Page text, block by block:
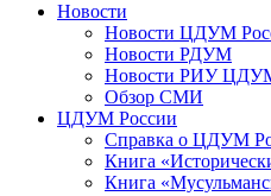
Новости
Новости ЦДУМ
Новости РДУМ
Новости РИУ
Обзор СМИ
ЦДУМ России
Справка о ЦДУМ
Книга
Книга